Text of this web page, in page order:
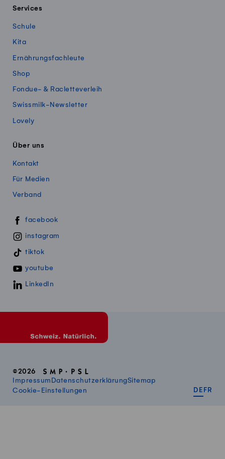
Services
Schule
Kita
Ernährungsfachleute
Shop
Fondue- & Racletteverleih
Swissmilk-Newsletter
Lovely
Über uns
Kontakt
Für Medien
Verband
Swissmillk auf Social Media
facebook
instagram
tiktok
youtube
LinkedIn
©2026
Impressum DatenschutzerklärungSitemap
Cookie-Einstellungen
DE FR